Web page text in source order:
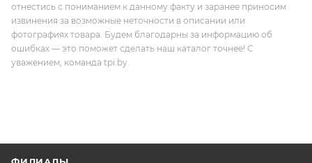
отнестись с пониманием к данному факту и заранее приносим
извинения за возможные неточности в описании или
фотографиях товара. Будем благодарны за информацию об
ошибках — это поможет сделать наш каталог точнее! С
уважением, команда tpi.by.